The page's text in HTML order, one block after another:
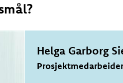
Helga Garborg